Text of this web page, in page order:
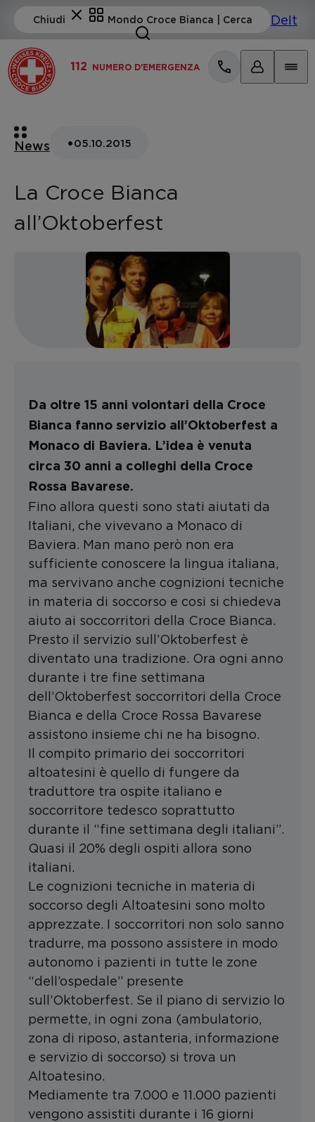
112 NUMERO D'EMERGENZA
News •05.10.2015
La Croce Bianca
all’Oktoberfest
Da oltre 15 anni volontari della Croce
Bianca fanno servizio all’Oktoberfest a
Monaco di Baviera. L’idea è venuta
circa 30 anni a colleghi della Croce
Rossa Bavarese.
Fino allora questi sono stati aiutati da
Italiani, che vivevano a Monaco di
Baviera. Man mano però non era
sufficiente conoscere la lingua italiana,
ma servivano anche cognizioni tecniche
in materia di soccorso e cosi si chiedeva
aiuto ai soccorritori della Croce Bianca.
Presto il servizio sull’Oktoberfest è
diventato una tradizione. Ora ogni anno
durante i tre fine settimana
dell’Oktoberfest soccorritori della Croce
Bianca e della Croce Rossa Bavarese
assistono insieme chi ne ha bisogno.
Il compito primario dei soccorritori
altoatesini è quello di fungere da
traduttore tra ospite italiano e
soccorritore tedesco soprattutto
durante il “fine settimana degli italiani”.
Quasi il 20% degli ospiti allora sono
italiani.
Le cognizioni tecniche in materia di
soccorso degli Altoatesini sono molto
apprezzate. I soccorritori non solo sanno
tradurre, ma possono assistere in modo
autonomo i pazienti in tutte le zone
“dell’ospedale” presente
sull’Oktoberfest. Se il piano di servizio lo
permette, in ogni zona (ambulatorio,
zona di riposo, astanteria, informazione
e servizio di soccorso) si trova un
Altoatesino.
Mediamente tra 7.000 e 11.000 pazienti
vengono assistiti durante i 16 giorni